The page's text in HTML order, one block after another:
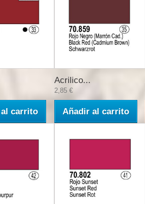
carrito
Acrilico...
2,85 €
Añadir al carrito